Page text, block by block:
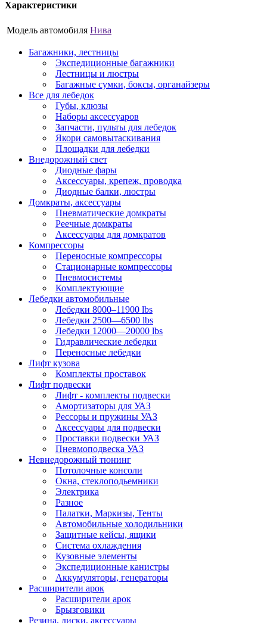
Характеристики
Модель автомобиля Нива
Багажники, лестницы
Экспедиционные багажники
Лестницы и люстры
Багажные сумки, боксы, органайзеры
Все для лебедок
Губы, клюзы
Наборы аксессуаров
Запчасти, пульты для лебедок
Якори самовытаскивания
Площадки для лебедки
Внедорожный свет
Диодные фары
Аксессуары, крепеж, проводка
Диодные балки, люстры
Домкраты, аксессуары
Пневматические домкраты
Реечные домкраты
Аксессуары для домкратов
Компрессоры
Переносные компрессоры
Стационарные компрессоры
Пневмосистемы
Комплектующие
Лебедки автомобильные
Лебедки 8000–11900 lbs
Лебедки 2500—6500 lbs
Лебедки 12000—20000 lbs
Гидравлические лебедки
Переносные лебедки
Лифт кузова
Комплекты проставок
Лифт подвески
Лифт - комплекты подвески
Амортизаторы для УАЗ
Рессоры и пружины УАЗ
Аксессуары для подвески
Проставки подвески УАЗ
Пневмоподвеска УАЗ
Невнедорожный тюнинг
Потолочные консоли
Окна, стеклоподьемники
Электрика
Разное
Палатки, Маркизы, Тенты
Автомобильные холодильники
Защитные кейсы, ящики
Система охлаждения
Кузовные элементы
Экспедиционные канистры
Аккумуляторы, генераторы
Расширители арок
Расширители арок
Брызговики
Резина, диски, аксессуары